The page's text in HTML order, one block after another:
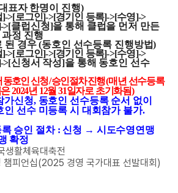
표자 한명이 진행)
]->[로그인]->[경기인 등록]->[수영]->
>[클럽신청]을 통해 클럽을 먼저 만든
정 진행
된 경우(동호인 선수등록 진행방법)
]->[로그인]->[경기인 등록]->[수영]->
>[신청서 작성]을 통해 동호인 선수
동호인 신청/승인절차 진행(매년 선수등록
2024년 12월 31일자로 초기화됨)
가신청, 동호인 선수등록 순서 없이
인 선수 미등록 시 대회참가 불가.
승인 절차 : 신청 → 시도수영연맹
확정
생활체육대축전
챔피언십(2025 경영 국가대표 선발대회)